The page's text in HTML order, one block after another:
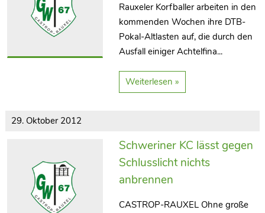
Rauxeler Korfballer arbeiten in den
kommenden Wochen ihre DTB-
Pokal-Altlasten auf, die durch den
Ausfall einiger Achtelfina...
Weiterlesen »
29. Oktober 2012
Schweriner KC lässt gegen
Schlusslicht nichts
anbrennen
CASTROP-RAUXEL Ohne große